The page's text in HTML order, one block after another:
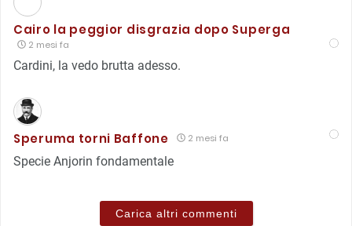
Cairo la peggior disgrazia dopo Superga
2 mesi fa
Cardini, la vedo brutta adesso.
Speruma torni Baffone 2 mesi fa
Specie Anjorin fondamentale
Carica altri commenti